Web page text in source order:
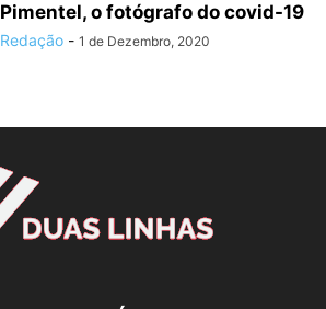
Pimentel, o fotógrafo do covid-19
Redação - 1 de Dezembro, 2020